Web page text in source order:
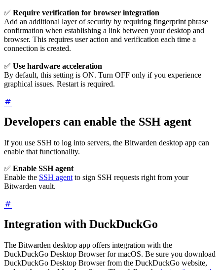
✅ Require verification for browser integration
Add an additional layer of security by requiring fingerprint phrase
confirmation when establishing a link between your desktop and
browser. This requires user action and verification each time a
connection is created.
✅ Use hardware acceleration
By default, this setting is ON. Turn OFF only if you experience
graphical issues. Restart is required.
Developers can enable the SSH agent
If you use SSH to log into servers, the Bitwarden desktop app can
enable that functionality.
✅ Enable SSH agent
Enable the SSH agent to sign SSH requests right from your
Bitwarden vault.
Integration with DuckDuckGo
The Bitwarden desktop app offers integration with the
DuckDuckGo Desktop Browser for macOS. Be sure you download
DuckDuckGo Desktop Browser from the DuckDuckGo website,